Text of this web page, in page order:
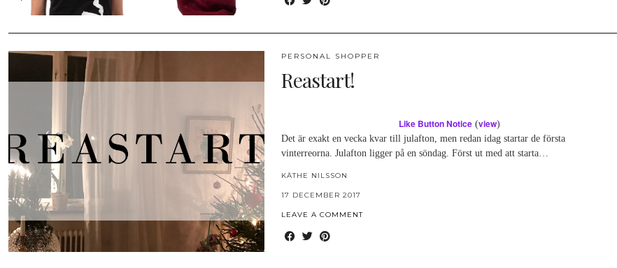
PERSONAL SHOPPER
Reastart!
Like Button Notice (view)
Det är exakt en vecka kvar till julafton, men redan idag startar de första
vinterreorna. Julafton ligger på en söndag. Först ut med att starta…
KÄTHE NILSSON
17 DECEMBER 2017
LEAVE A COMMENT